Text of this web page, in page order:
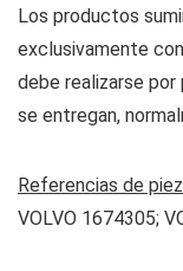
Los productos
exclusivamente
debe realizarse
se entregan,
Referencias de
VOLVO 1674305;